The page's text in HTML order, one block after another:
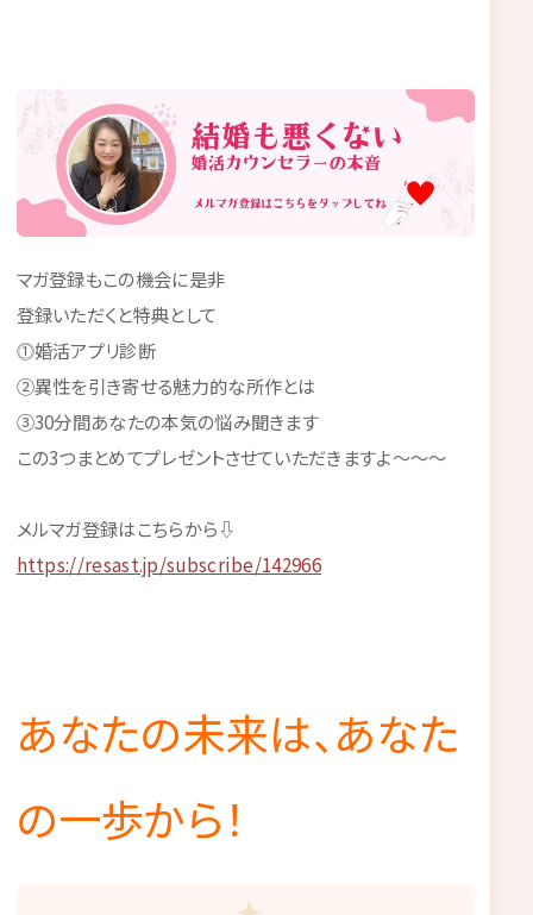
マガ登録もこの機会に是非
登録いただくと特典として
⓵婚活アプリ診断
②異性を引き寄せる魅力的な所作とは
③30分間あなたの本気の悩み聞きます
この3つまとめてプレゼントさせていただきますよ～～～
メルマガ登録はこちらから⇩
https://resast.jp/subscribe/142966
あなたの未来は、あなた
の一歩から！